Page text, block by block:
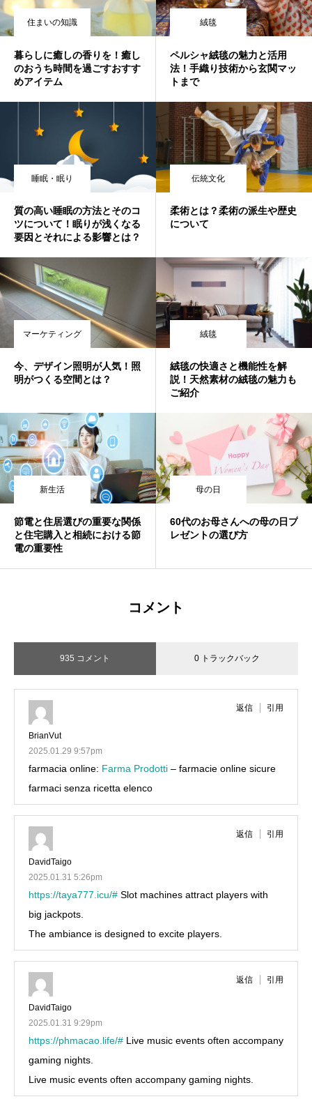
住まいの知識
暮らしに癒しの香りを！癒し
のおうち時間を過ごすおすす
めアイテム
絨毯
ペルシャ絨毯の魅力と活用
法！手織り技術から玄関マッ
トまで
睡眠・眠り
質の高い睡眠の方法とそのコ
ツについて！眠りが浅くなる
要因とそれによる影響とは？
伝統文化
柔術とは？柔術の派生や歴史
について
マーケティング
今、デザイン照明が人気！照
明がつくる空間とは？
絨毯
絨毯の快適さと機能性を解
説！天然素材の絨毯の魅力も
ご紹介
新生活
節電と住居選びの重要な関係
と住宅購入と相続における節
電の重要性
母の日
60代のお母さんへの母の日プ
レゼントの選び方
コメント
935 コメント 0 トラックバック
BrianVut
2025.01.29 9:57pm
返信 引用
farmacia online: Farma Prodotti – farmacie online sicure
farmaci senza ricetta elenco
DavidTaigo
2025.01.31 5:26pm
返信 引用
https://taya777.icu/# Slot machines attract players with
big jackpots.
The ambiance is designed to excite players.
DavidTaigo
2025.01.31 9:29pm
返信 引用
https://phmacao.life/# Live music events often accompany
gaming nights.
Live music events often accompany gaming nights.